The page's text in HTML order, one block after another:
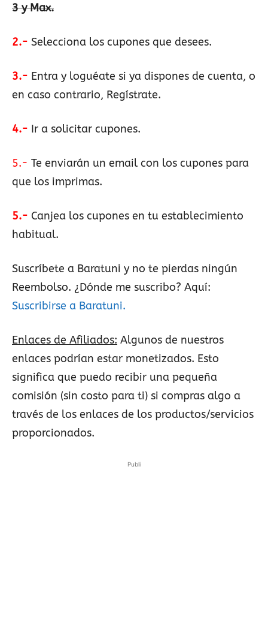
3 y Max.
2.- Selecciona los cupones que desees.
3.- Entra y loguéate si ya dispones de cuenta, o
en caso contrario, Regístrate.
4.- Ir a solicitar cupones.
5.- Te enviarán un email con los cupones para
que los imprimas.
5.- Canjea los cupones en tu establecimiento
habitual.
Suscríbete a Baratuni y no te pierdas ningún
Reembolso. ¿Dónde me suscribo? Aquí:
Suscribirse a Baratuni.
Enlaces de Afiliados: Algunos de nuestros
enlaces podrían estar monetizados. Esto
significa que puedo recibir una pequeña
comisión (sin costo para ti) si compras algo a
través de los enlaces de los productos/servicios
proporcionados.
Publi